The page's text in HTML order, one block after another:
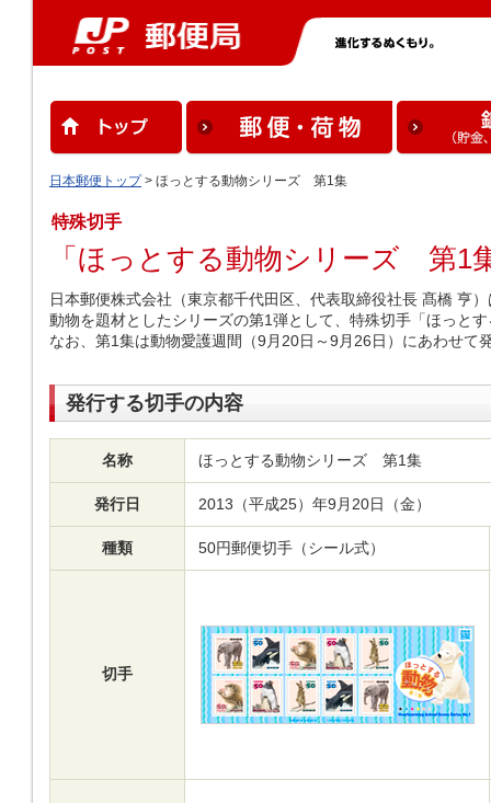
日本郵便トップ> ほっとする動物シリーズ 第1集
特殊切手
「ほっとする動物シリーズ 第1
日本郵便株式会社（東京都千代田区、代表取締役社長 髙橋 亨
動物を題材としたシリーズの第1弾として、特殊切手「ほっと
なお、第1集は動物愛護週間（9月20日～9月26日）にあわせて
発行する切手の内容
名称 ほっとする動物シリーズ 第1集
発行日 2013（平成25）年9月20日（金）
種類 50円郵便切手（シール式）
切手